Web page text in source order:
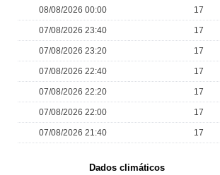
08/08/2026 00:00 17
07/08/2026 23:40 17
07/08/2026 23:20 17
07/08/2026 22:40 17
07/08/2026 22:20 17
07/08/2026 22:00 17
07/08/2026 21:40 17
Dados climáticos